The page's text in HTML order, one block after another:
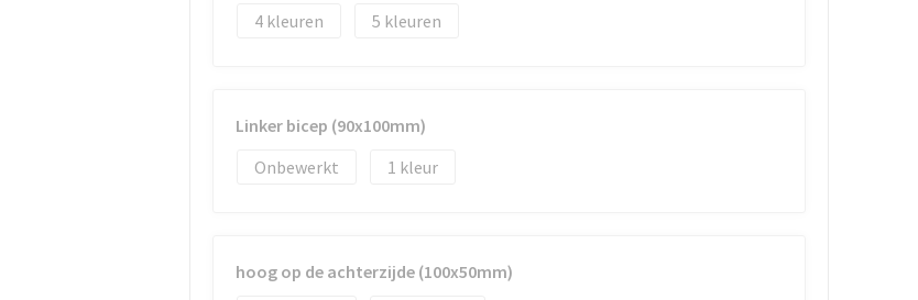
4
5
Linker bicep (90x100mm)
Onbewerkt
1
hoog op de achterzijde (100x50mm)